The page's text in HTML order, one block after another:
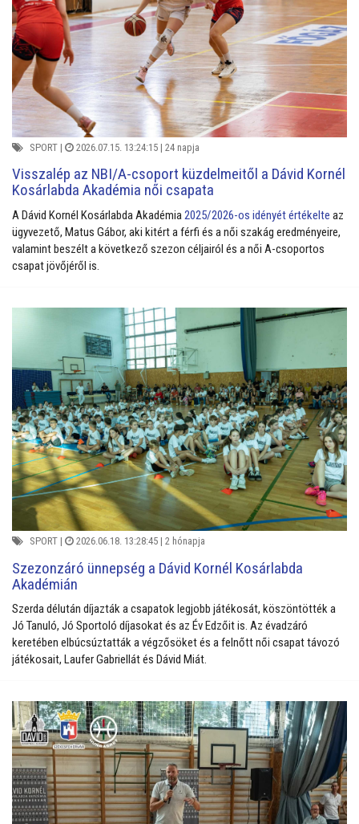
SPORT | 2026.07.15. 13:24:15 | 24 napja
Visszalép az NBI/A-csoport küzdelmeitől a Dávid Kornél
Kosárlabda Akadémia női csapata
A Dávid Kornél Kosárlabda Akadémia 2025/2026-os idényét értékelte az
ügyvezető, Matus Gábor, aki kitért a férfi és a női szakág eredményeire,
valamint beszélt a következő szezon céljairól és a női A-csoportos
csapat jövőjéről is.
SPORT | 2026.06.18. 13:28:45 | 2 hónapja
Szezonzáró ünnepség a Dávid Kornél Kosárlabda
Akadémián
Szerda délután díjazták a csapatok legjobb játékosát, köszöntötték a
Jó Tanuló, Jó Sportoló díjasokat és az Év Edzőit is. Az évadzáró
keretében elbúcsúztatták a végzősöket és a felnőtt női csapat távozó
játékosait, Laufer Gabriellát és Dávid Miát.